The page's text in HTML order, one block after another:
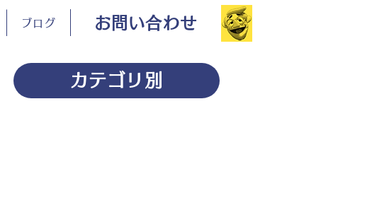
ブログ お問い合わせ
カテゴリ別